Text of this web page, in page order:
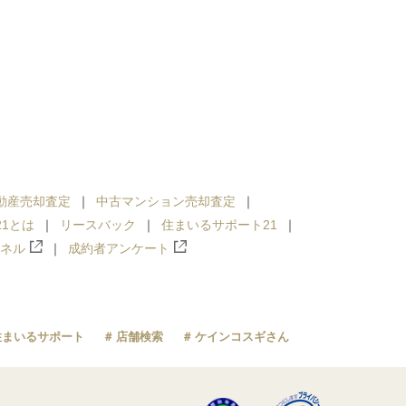
産売却査定
中古マンション売却査定
とは
リースバック
住まいるサポート21
ル
成約者アンケート
いるサポート 店舗検索 ケインコスギさん